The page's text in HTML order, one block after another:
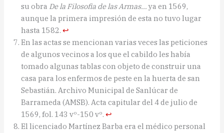
su obra De la Filosofia de las Armas…ya en 1569,
aunque la primera impresión de esta no tuvo lugar
hasta 1582.↩︎
En las actas se mencionan varias veces las peticiones
de algunos vecinos a los que el cabildo les había
tomado algunas tablas con objeto de construir una
casa para los enfermos de peste en la huerta de san
Sebastián. Archivo Municipal de Sanlúcar de
Barrameda (AMSB). Acta capitular del 4 de julio de
1569, fol. 143 vº-150 vº.↩︎
El licenciado Martínez Barba era el médico personal